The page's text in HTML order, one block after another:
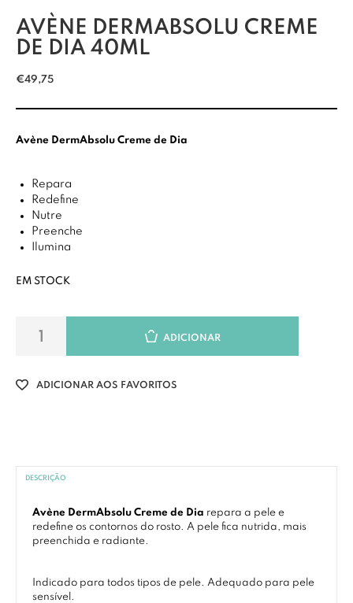
AVÈNE DERMABSOLU CREME
DE DIA 40ML
€49,75
Avène DermAbsolu Creme de Dia
Repara
Redefine
Nutre
Preenche
Ilumina
EM STOCK
ADICIONAR
ADICIONAR AOS FAVORITOS
DESCRIÇÃO
Avène DermAbsolu Creme de Dia repara a pele e
redefine os contornos do rosto. A pele fica nutrida, mais
preenchida e radiante.
Indicado para todos tipos de pele. Adequado para pele
sensível.